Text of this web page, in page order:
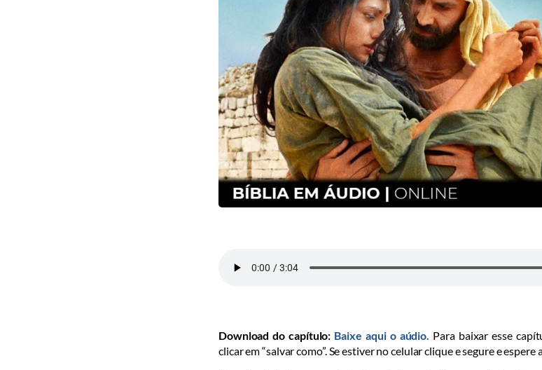
Download do capítulo: Baixe aqui o aúdio. Para baixar esse
clicar em “salvar como”. Se estiver no celular clique e segure e espere